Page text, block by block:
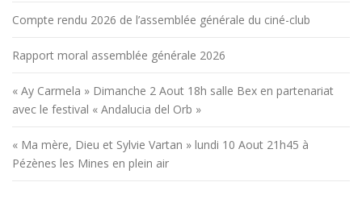
a
t
c
e
s
Compte rendu 2026 de l’assemblée générale du ciné-club
Rapport moral assemblée générale 2026
« Ay Carmela » Dimanche 2 Aout 18h salle Bex en partenariat
avec le festival « Andalucia del Orb »
« Ma mère, Dieu et Sylvie Vartan » lundi 10 Aout 21h45 à
Pézènes les Mines en plein air